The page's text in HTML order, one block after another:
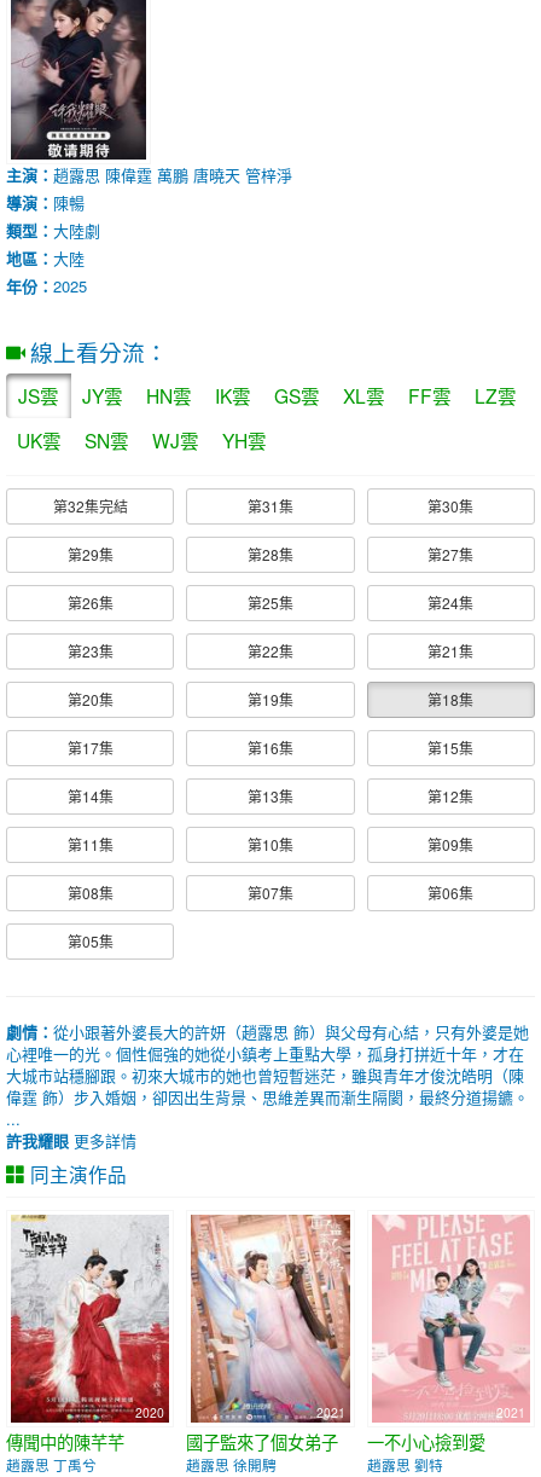
主演： 趙露思 陳偉霆 萬鵬 唐曉天 管梓淨
導演： 陳暢
類型： 大陸劇
地區： 大陸
年份： 2025
線上看分流：
JS雲 JY雲 HN雲 IK雲 GS雲 XL雲 FF雲
LZ雲
UK雲
SN雲 WJ雲 YH雲
第32集完結 第31集 第30集
第29集 第28集 第27集
第26集 第25集 第24集
第23集 第22集 第21集
第20集 第19集 第18集
第17集 第16集 第15集
第14集 第13集 第12集
第11集 第10集 第09集
第08集 第07集 第06集
第05集
劇情： 從小跟著外婆長大的許妍（趙露思 飾）與父母有心結，只有外婆是她
心裡唯一的光。個性倔強的她從小鎮考上重點大學，孤身打拼近十年，才在
大城市站穩腳跟。初來大城市的她也曾短暫迷茫，雖與青年才俊沈皓明（陳
偉霆 飾）步入婚姻，卻因出生背景、思維差異而漸生隔閡，最終分道揚鑣。
...
許我耀眼 更多詳情
同主演作品
2020
傳聞中的陳芊芊
趙露思 丁禹兮
2021
國子監來了個女弟子
趙露思 徐開騁
2021
一不小心撿到愛
趙露思 劉特